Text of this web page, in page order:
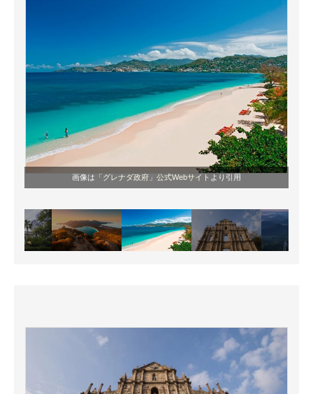
画像は 「グレナダ政府」公式Webサイト より引用